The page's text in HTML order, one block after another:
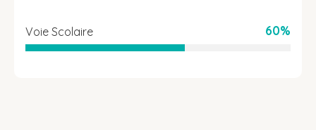
Voie Scolaire 60%